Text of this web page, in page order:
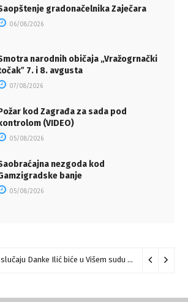
gradonačelnika Zaječara
06/08/2026
narodnih običaja „Vražogrnački
7. i 8. avgusta
07/08/2026
kod Zagrađa za sada pod
kontrolom (VIDEO)
05/08/2026
nezgoda kod
banje
05/08/2026
Suđenje u slučaju Danke Ilić biće u Višem sudu u Negotinu?